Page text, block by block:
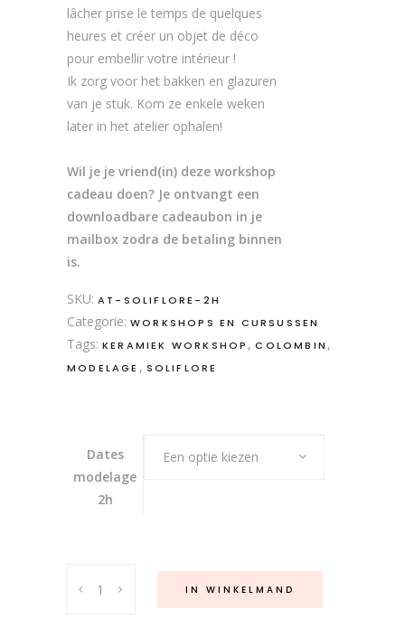
lâcher prise le temps de quelques
heures et créer un objet de déco
pour embellir votre intérieur !
Ik zorg voor het bakken en glazuren
van je stuk. Kom ze enkele weken
later in het atelier ophalen!
Wil je je vriend(in) deze workshop
cadeau doen? Je ontvangt een
downloadbare cadeaubon in je
mailbox zodra de betaling binnen
is.
SKU: AT-SOLIFLORE-2H
Categorie: WORKSHOPS EN CURSUSSEN
Tags: KERAMIEK WORKSHOP ,COLOMBIN ,
MODELAGE , SOLIFLORE
Dates
modelage
2h
Een optie kiezen
modelage
IN WINKELMAND